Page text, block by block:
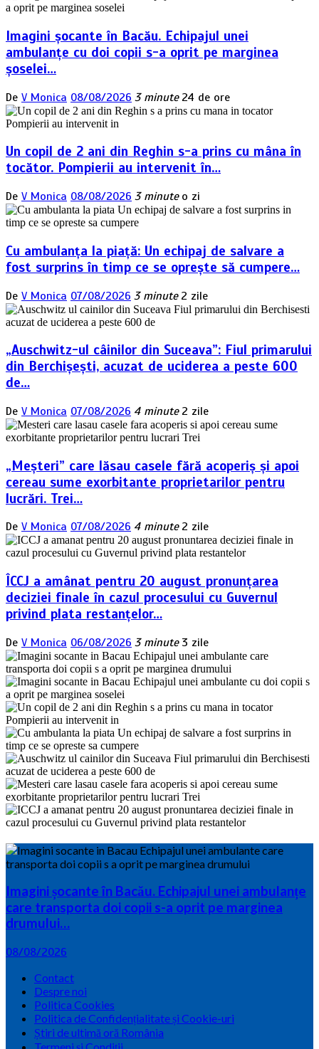
Imagini șocante în Bacău. Echipajul unei
ambulanțe cu doi copii s-a oprit pe marginea
șoselei…
De V Monica 08/08/2026 3 minute 24 de ore
Un copil de 2 ani din Reghin s-a prins cu mâna în
tocător. Pompierii au intervenit în…
De V Monica 08/08/2026 3 minute o zi
Cu ambulanța la piață: Un echipaj de salvare a
fost surprins în timp ce se oprește să cumpere…
De V Monica 07/08/2026 3 minute 2 zile
„Auschwitz-ul câinilor din Suceava”: Fiul primarului
din Berchișești, acuzat de uciderea a peste 600
de…
De V Monica 07/08/2026 4 minute 2 zile
„Meșteri” care lăsau casele fără acoperiș și apoi
cereau sume exorbitante proprietarilor pentru
lucrări. Trei…
De V Monica 07/08/2026 4 minute 2 zile
ÎCCJ a amânat pentru 20 august pronunțarea
deciziei finale în cazul procesului cu Guvernul
privind plata restanțelor…
De V Monica 06/08/2026 3 minute 3 zile
Imagini șocante în Bacău. Echipajul unei ambulanțe
care transporta doi copii s-a oprit pe marginea
drumului…
08/08/2026
Contact
Despre noi
Politica Cookies
Politica de Confidențialitate și Cookie-uri
Știri de ultimă oră România